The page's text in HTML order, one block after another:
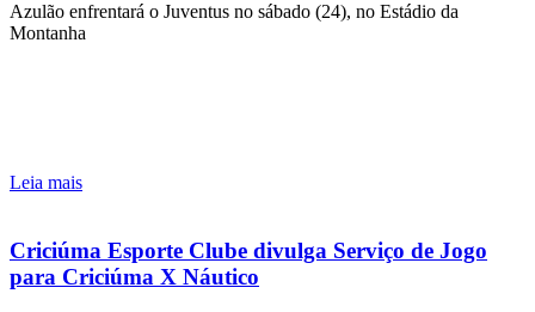
Azulão enfrentará o Juventus no sábado (24), no Estádio da
Montanha
Leia mais
Criciúma Esporte Clube divulga Serviço de Jogo
para Criciúma X Náutico